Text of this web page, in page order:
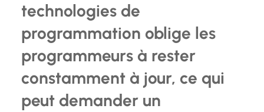
technologies de
programmation oblige les
programmeurs à rester
constamment à jour, ce qui
peut demander un